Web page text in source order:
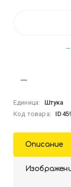
Единица:
Штука
Код товара:
Описание